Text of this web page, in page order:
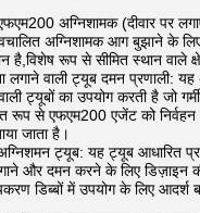
अग्निशामक (दीवार पर
अग्निशामक आग बुझाने के
है,विशेष रूप से सीमित स्थान वाले
लगाने वाली ट्यूब दमन प्रणाली:
ट्यूबों का उपयोग करती है जो
रूप से एफएम200 एजेंट को
जाता है।
ट्यूब: यह ट्यूब आधारित
और दमन करने के लिए डिज़ाइन
डिब्बों में उपयोग के लिए आदर्श